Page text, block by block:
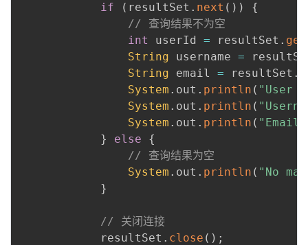
if ( resultSet . next ( ) )
{
// 查询结果不为空
int
userId = resultSet .
String username =
String email = resultSet .
System . out . println ( "User
System . out . println (
System . out . println (
}
else
{
// 查询结果为空
System . out . println ( "No
}
// 关闭连接
            resultSet
. close ( ) ;